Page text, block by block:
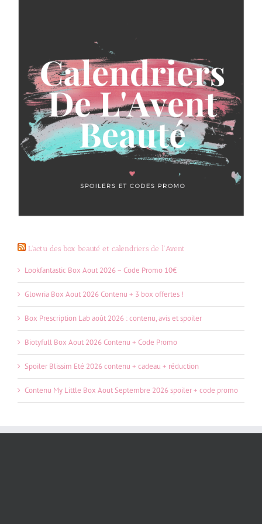
L’actu des box beauté et calendriers de l’Avent
Lookfantastic Box Aout 2026 – Code Promo 10€
Glowria Box Aout 2026 Contenu + 3 box offertes !
Box Prescription Lab août 2026 : contenu, avis et spoiler
Biotyfull Box Aout 2026 Contenu + Code Promo
Spoiler Blissim Eté 2026 contenu + cadeau + réduction
Contenu My Little Box Aout Septembre 2026 spoiler + code promo